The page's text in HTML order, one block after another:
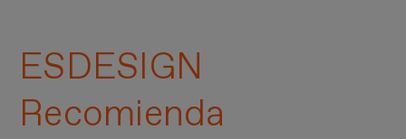
ESDESIGN
Recomienda